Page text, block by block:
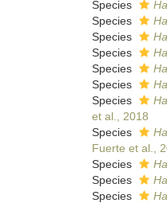
Species
Species
Species
Species
Species
Species
Species
et al., 2018
Species
Fuerte et al.,
Species
Species
Species